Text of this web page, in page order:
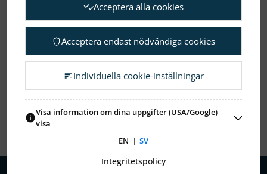
2020 2019 2018 2017 2016 2015
2010
Visa alla
Acceptera alla cookies
Acceptera endast nödvändiga cookies
Individuella cookie-inställningar
Visa information om dina uppgifter (USA/Google)
visa
EN | SV
Integritetspolicy